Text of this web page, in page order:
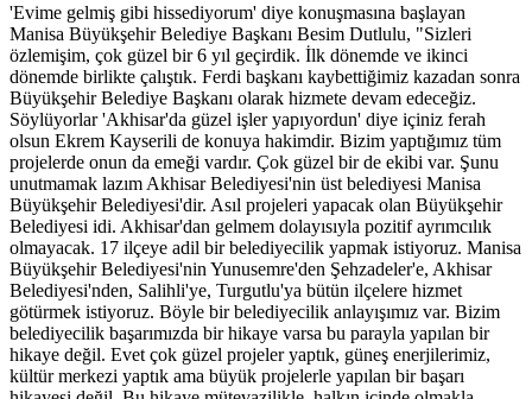
'Evime gelmiş gibi hissediyorum' diye konuşmasına başlayan
Manisa Büyükşehir Belediye Başkanı Besim Dutlulu, "Sizleri
özlemişim, çok güzel bir 6 yıl geçirdik. İlk dönemde ve ikinci
dönemde birlikte çalıştık. Ferdi başkanı kaybettiğimiz kazadan sonra
Büyükşehir Belediye Başkanı olarak hizmete devam edeceğiz.
Söylüyorlar 'Akhisar'da güzel işler yapıyordun' diye içiniz ferah
olsun Ekrem Kayserili de konuya hakimdir. Bizim yaptığımız tüm
projelerde onun da emeği vardır. Çok güzel bir de ekibi var. Şunu
unutmamak lazım Akhisar Belediyesi'nin üst belediyesi Manisa
Büyükşehir Belediyesi'dir. Asıl projeleri yapacak olan Büyükşehir
Belediyesi idi. Akhisar'dan gelmem dolayısıyla pozitif ayrımcılık
olmayacak. 17 ilçeye adil bir belediyecilik yapmak istiyoruz. Manisa
Büyükşehir Belediyesi'nin Yunusemre'den Şehzadeler'e, Akhisar
Belediyesi'nden, Salihli'ye, Turgutlu'ya bütün ilçelere hizmet
götürmek istiyoruz. Böyle bir belediyecilik anlayışımız var. Bizim
belediyecilik başarımızda bir hikaye varsa bu parayla yapılan bir
hikaye değil. Evet çok güzel projeler yaptık, güneş enerjilerimiz,
kültür merkezi yaptık ama büyük projelerle yapılan bir başarı